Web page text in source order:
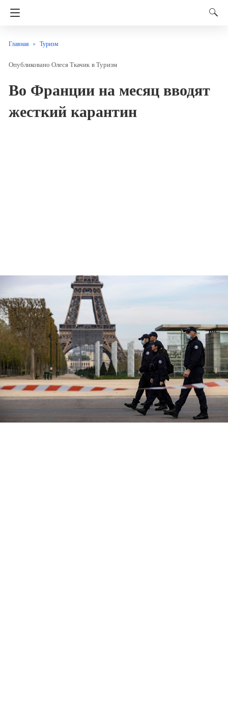
Главная Туризм
Олеся Ткачик в Туризм
Во Франции на месяц вводят
жесткий карантин